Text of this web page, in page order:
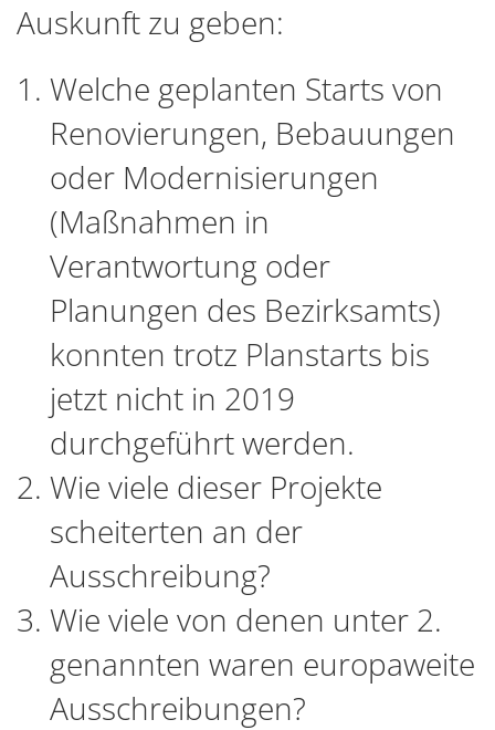
Auskunft zu geben:
Welche geplanten Starts von
Renovierungen, Bebauungen
oder Modernisierungen
(Maßnahmen in
Verantwortung oder
Planungen des Bezirksamts)
konnten trotz Planstarts bis
jetzt nicht in 2019
durchgeführt werden.
Wie viele dieser Projekte
scheiterten an der
Ausschreibung?
Wie viele von denen unter 2.
genannten waren europaweite
Ausschreibungen?